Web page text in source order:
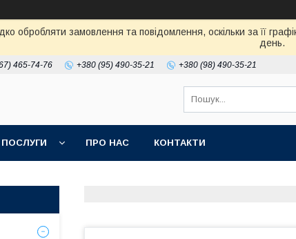
обробляти замовлення та повідомлення, оскільки за її
день.
465-74-76 +380 (95) 490-35-21 +380 (98) 490-35-21
ПРО НАС КОНТАКТИ